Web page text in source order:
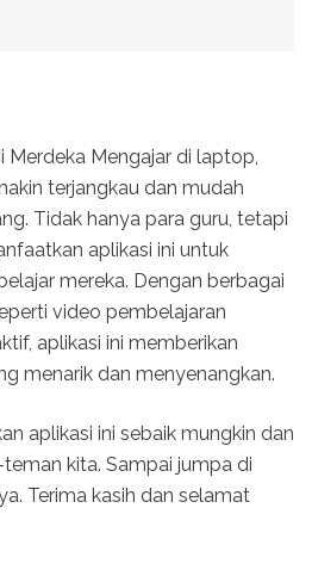
Merdeka Mengajar di laptop,
terjangkau dan mudah
Tidak hanya para guru, tetapi
aplikasi ini untuk
mereka. Dengan berbagai
video pembelajaran
aplikasi ini memberikan
menarik dan menyenangkan.
aplikasi ini sebaik mungkin dan
kita. Sampai jumpa di
Terima kasih dan selamat